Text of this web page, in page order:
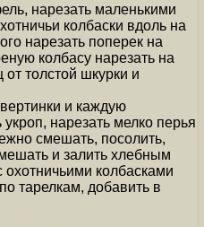
нарезать маленькими
колбаски вдоль на
нарезать поперек на
колбасу нарезать на
от толстой шкурки и
и каждую
нарезать мелко перья
смешать, посолить,
и залить хлебным
колбасками
тарелкам, добавить в